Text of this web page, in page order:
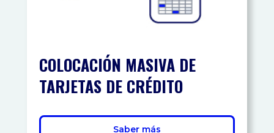
COLOCACIÓN MASIVA DE
TARJETAS DE CRÉDITO
Saber más